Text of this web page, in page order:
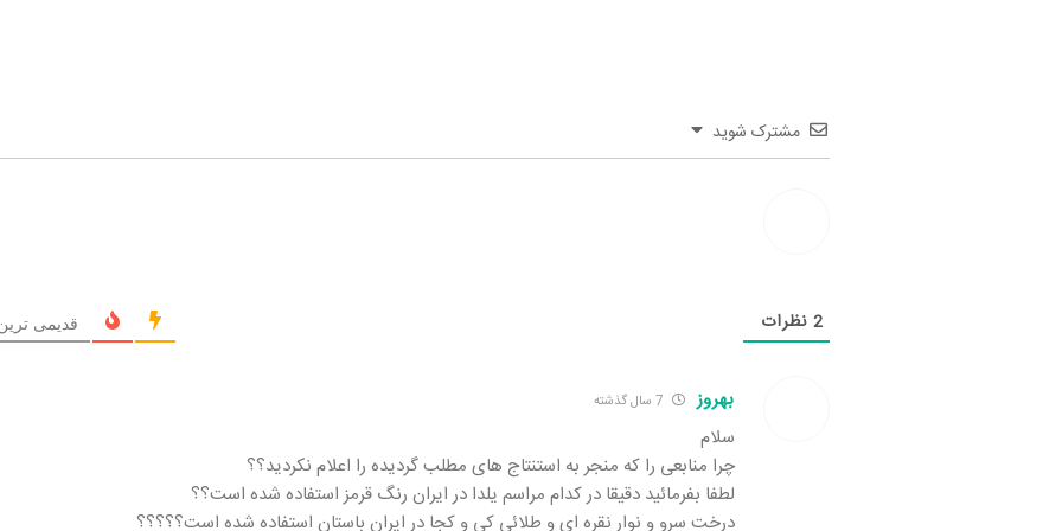
مشترک شوید
2 نظرات قدیمی
بهروز
سلام
چرا منابعی را که منجر به استنتاج های مطلب گردیده را اعلام نکردید؟؟
لطفا بفرمائید دقیقا در کدام مراسم یلدا در ایران رنگ قرمز استفاده شده است؟؟
درخت سرو و نوار نقره ای و طلائی کی و کجا در ایران باستان استفاده شده است؟؟؟؟؟